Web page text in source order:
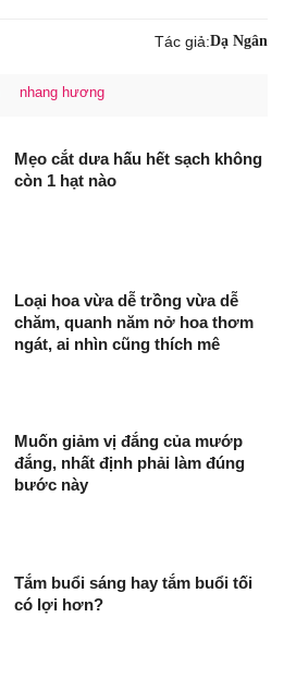
Tác giả:Dạ Ngân
nhang hương
Mẹo cắt dưa hấu hết sạch không
còn 1 hạt nào
Loại hoa vừa dễ trồng vừa dễ
chăm, quanh năm nở hoa thơm
ngát, ai nhìn cũng thích mê
Muốn giảm vị đắng của mướp
đắng, nhất định phải làm đúng
bước này
Tắm buổi sáng hay tắm buổi tối
có lợi hơn?